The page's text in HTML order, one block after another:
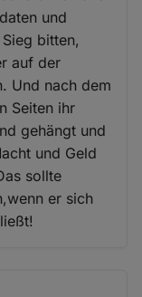
und
bitten,
auf der
Und nach dem
Seiten ihr
gehängt und
und Geld
sollte
er sich